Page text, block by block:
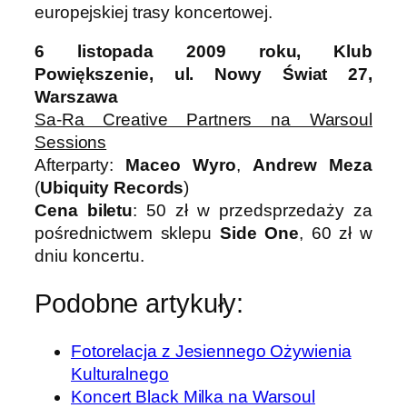
europejskiej trasy koncertowej.
6 listopada 2009 roku, Klub
Powiększenie, ul. Nowy Świat 27,
Warszawa
Sa-Ra Creative Partners na Warsoul
Sessions
Afterparty: Maceo Wyro,Andrew Meza
(Ubiquity Records)
Cena biletu: 50 zł w przedsprzedaży za
pośrednictwem sklepu Side One, 60 zł w
dniu koncertu.
Podobne artykuły:
Fotorelacja z Jesiennego Ożywienia
Kulturalnego
Koncert Black Milka na Warsoul